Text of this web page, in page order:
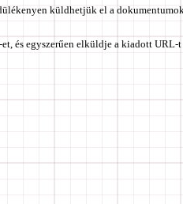
küldhetjük el a
és egyszerűen elküldje a kiadott URL-